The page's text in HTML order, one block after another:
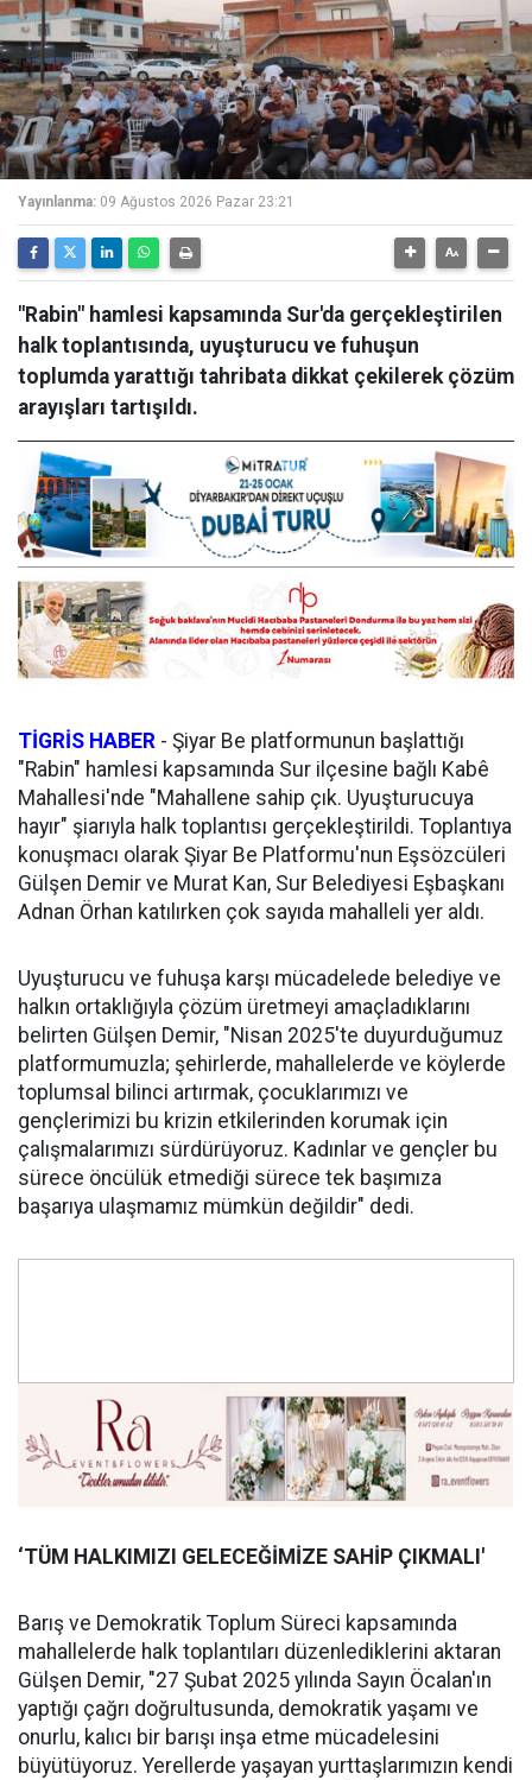
Yayınlanma: 09 Ağustos 2026 Pazar 23:21
"Rabin" hamlesi kapsamında Sur'da gerçekleştirilen
halk toplantısında, uyuşturucu ve fuhuşun
toplumda yarattığı tahribata dikkat çekilerek çözüm
arayışları tartışıldı.
TİGRİS HABER - Şiyar Be platformunun başlattığı
"Rabin" hamlesi kapsamında Sur ilçesine bağlı Kabê
Mahallesi'nde "Mahallene sahip çık. Uyuşturucuya
hayır" şiarıyla halk toplantısı gerçekleştirildi. Toplantıya
konuşmacı olarak Şiyar Be Platformu'nun Eşsözcüleri
Gülşen Demir ve Murat Kan, Sur Belediyesi Eşbaşkanı
Adnan Örhan katılırken çok sayıda mahalleli yer aldı.
Uyuşturucu ve fuhuşa karşı mücadelede belediye ve
halkın ortaklığıyla çözüm üretmeyi amaçladıklarını
belirten Gülşen Demir, "Nisan 2025'te duyurduğumuz
platformumuzla; şehirlerde, mahallelerde ve köylerde
toplumsal bilinci artırmak, çocuklarımızı ve
gençlerimizi bu krizin etkilerinden korumak için
çalışmalarımızı sürdürüyoruz. Kadınlar ve gençler bu
sürece öncülük etmediği sürece tek başımıza
başarıya ulaşmamız mümkün değildir" dedi.
‘TÜM HALKIMIZI GELECEĞİMİZE SAHİP ÇIKMALI'
Barış ve Demokratik Toplum Süreci kapsamında
mahallelerde halk toplantıları düzenlediklerini aktaran
Gülşen Demir, "27 Şubat 2025 yılında Sayın Öcalan'ın
yaptığı çağrı doğrultusunda, demokratik yaşamı ve
onurlu, kalıcı bir barışı inşa etme mücadelesini
büyütüyoruz. Yerellerde yaşayan yurttaşlarımızın kendi